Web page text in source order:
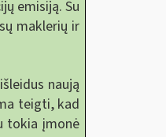
emisiją. Su
maklerių ir
naują
teigti, kad
tokia įmonė